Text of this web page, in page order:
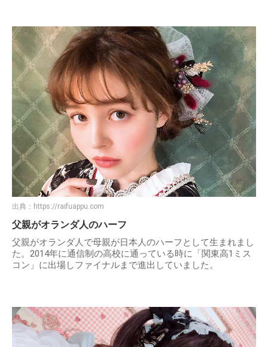
出典： https://raifuappu.com
父親がオランダ人のハーフ
父親がオランダ人で母親が日本人のハーフとして生まれまし
た。2014年に通信制の高校に通っている時に「関東高1ミス
コン」に出場しファイナルまで進出していました。